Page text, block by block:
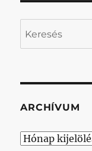
ARCHÍVUM
Archívum